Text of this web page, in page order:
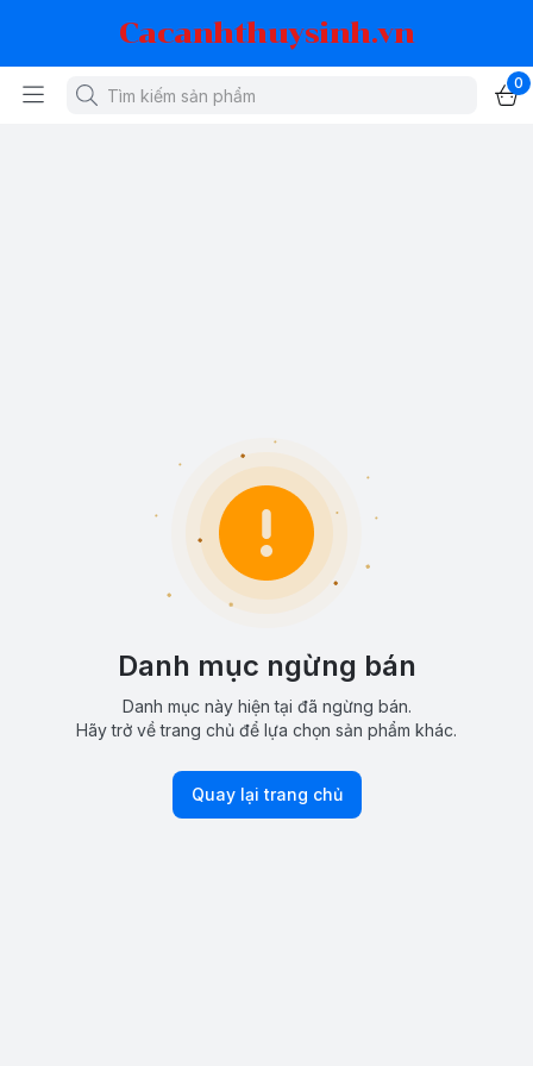
Cacanhthuysinh.vn
0
Danh mục ngừng bán
Danh mục này hiện tại đã ngừng bán.
Hãy trở về trang chủ để lựa chọn sản phẩm khác.
Quay lại trang chủ